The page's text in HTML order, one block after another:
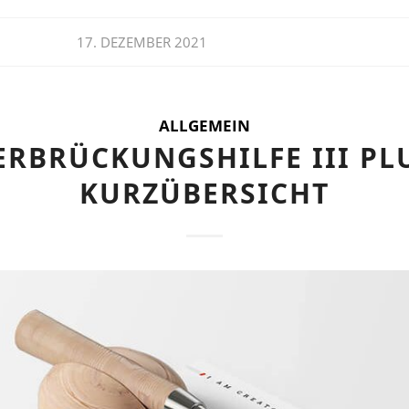
17. DEZEMBER 2021
ALLGEMEIN
III
KURZÜBERSICHT